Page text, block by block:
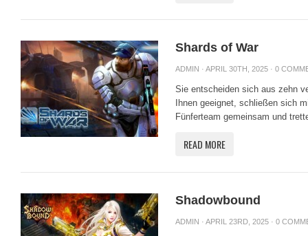
Shards of War
ADMIN · APRIL 30TH, 2025 · 0
Sie entscheiden sich aus zehn
Ihnen geeignet, schließen sich
Fünferteam gemeinsam und
READ MORE
Shadowbound
ADMIN · APRIL 23RD, 2025 · 0